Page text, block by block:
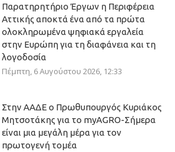
Παρατηρητήριο Έργων η Περιφέρεια
Αττικής αποκτά ένα από τα πρώτα
ολοκληρωμένα ψηφιακά εργαλεία
στην Ευρώπη για τη διαφάνεια και τη
λογοδοσία
Πέμπτη, 6 Αυγούστου 2026, 12:33
Στην ΑΑΔΕ ο Πρωθυπουργός Κυριάκος
Μητσοτάκης για το myAGRO-Σήμερα
είναι μια μεγάλη μέρα για τον
πρωτογενή τομέα